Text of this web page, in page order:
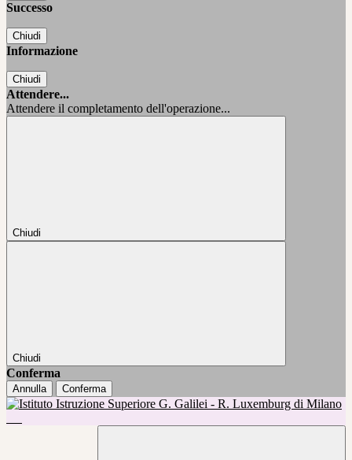
Successo
Chiudi
Informazione
Chiudi
Attendere...
Attendere il completamento dell'operazione...
Chiudi
Chiudi
Conferma
Annulla Conferma